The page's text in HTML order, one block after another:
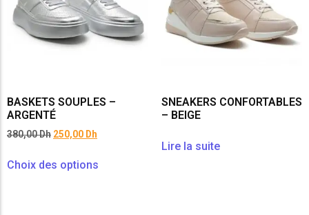
BASKETS SOUPLES –
ARGENTÉ
380,00Dh 250,00 Dh
Choix des options
SNEAKERS CONFORTABLES
– BEIGE
Lire la suite